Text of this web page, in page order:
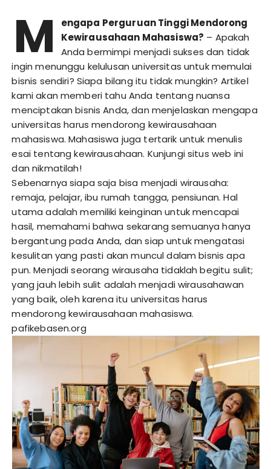
M
engapa Perguruan Tinggi Mendorong
Kewirausahaan Mahasiswa? – Apakah
Anda bermimpi menjadi sukses dan tidak
ingin menunggu kelulusan universitas untuk memulai
bisnis sendiri? Siapa bilang itu tidak mungkin? Artikel
kami akan memberi tahu Anda tentang nuansa
menciptakan bisnis Anda, dan menjelaskan mengapa
universitas harus mendorong kewirausahaan
mahasiswa. Mahasiswa juga tertarik untuk menulis
esai tentang kewirausahaan. Kunjungi situs web ini
dan nikmatilah!
Sebenarnya siapa saja bisa menjadi wirausaha:
remaja, pelajar, ibu rumah tangga, pensiunan. Hal
utama adalah memiliki keinginan untuk mencapai
hasil, memahami bahwa sekarang semuanya hanya
bergantung pada Anda, dan siap untuk mengatasi
kesulitan yang pasti akan muncul dalam bisnis apa
pun. Menjadi seorang wirausaha tidaklah begitu sulit;
yang jauh lebih sulit adalah menjadi wirausahawan
yang baik, oleh karena itu universitas harus
mendorong kewirausahaan mahasiswa.
pafikebasen.org